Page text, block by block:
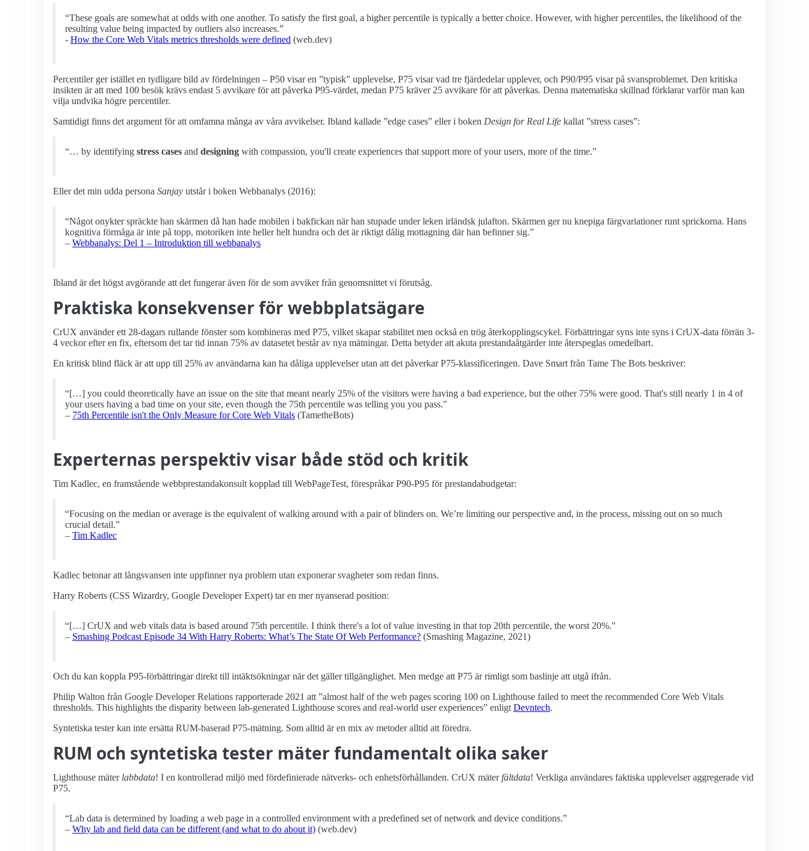
“These goals are somewhat at odds with one another. To satisfy the first goal, a higher percentile is typically a better choice. However, with higher percentiles, the likelihood of the
resulting value being impacted by outliers also increases.”
- How the Core Web Vitals metrics thresholds were defined (web.dev)
Percentiler ger istället en tydligare bild av fördelningen – P50 visar en typisk
upplevelse, P75 visar vad tre fjärdedelar upplever, och P90/P95 visar på svansproblemet. Den kritiska
insikten är att med 100 besök krävs endast 5 avvikare för att påverka P95-värdet, medan P75 kräver 25 avvikare för att påverkas. Denna matematiska skillnad förklarar varför man kan
vilja undvika högre percentiler.
Samtidigt finns det argument för att omfamna många av våra avvikelser. Ibland kallade
edge cases eller i boken Design for Real Life kallat stress cases :
“… by identifying stress cases and designing with compassion, you'll create experiences that support more of your users, more of the time.”
Eller det min udda persona Sanjay utstår i boken Webbanalys (2016):
“Något onykter spräckte han skärmen då han hade mobilen i bakfickan när han stupade under leken irländsk julafton. Skärmen ger nu knepiga färgvariationer runt sprickorna. Hans
kognitiva förmåga är inte på topp, motoriken inte heller helt hundra och det är riktigt dålig mottagning där han befinner sig.”
– Webbanalys: Del 1 – Introduktion till webbanalys
Ibland är det högst avgörande att det fungerar även för de som avviker från genomsnittet vi förutsåg.
Praktiska konsekvenser för webbplatsägare
CrUX använder ett 28-dagars rullande fönster som kombineras med P75, vilket skapar stabilitet men också en trög återkopplingscykel. Förbättringar syns inte syns i CrUX-data förrän 3-
4 veckor efter en fix, eftersom det tar tid innan 75% av datasetet består av nya mätningar. Detta betyder att akuta prestandaåtgärder inte återspeglas omedelbart.
En kritisk blind fläck är att upp till 25% av användarna kan ha dåliga upplevelser utan att det påverkar P75-klassificeringen. Dave Smart från Tame The Bots beskriver:
“[…] you could theoretically have an issue on the site that meant nearly 25% of the visitors were having a bad experience, but the other 75% were good. That's still nearly 1 in 4 of
your users having a bad time on your site, even though the 75th percentile was telling you you pass."
– 75th Percentile isn't the Only Measure for Core Web Vitals (TametheBots)
Experternas perspektiv visar både stöd och kritik
Tim Kadlec, en framstående webbprestandakonsult kopplad till WebPageTest, förespråkar P90-P95 för prestandabudgetar:
“Focusing on the median or average is the equivalent of walking around with a pair of blinders on. We’re limiting our perspective and, in the process, missing out on so much
crucial detail.”
– Tim Kadlec
Kadlec betonar att långsvansen inte uppfinner nya problem utan exponerar svagheter som redan finns.
Harry Roberts (CSS Wizardry, Google Developer Expert) tar en mer nyanserad position:
“[…] CrUX and web vitals data is based around 75th percentile. I think there's a lot of value investing in that top 20th percentile, the worst 20%."
– Smashing Podcast Episode 34 With Harry Roberts: What’s The State Of Web Performance? (Smashing Magazine, 2021)
Och du kan koppla P95-förbättringar direkt till intäktsökningar när det gäller tillgänglighet. Men medge att P75 är rimligt som baslinje att utgå ifrån.
Philip Walton från Google Developer Relations rapporterade 2021 att
almost half of the web pages scoring 100 on Lighthouse failed to meet the recommended Core Web Vitals
thresholds. This highlights the disparity between lab-generated Lighthouse scores and real-world user experiences
enligt Devntech.
Syntetiska tester kan inte ersätta RUM-baserad P75-mätning. Som alltid är en mix av metoder alltid att föredra.
RUM och syntetiska tester mäter fundamentalt olika saker
Lighthouse mäter labbdata! I en kontrollerad miljö med fördefinierade nätverks- och enhetsförhållanden. CrUX mäterfältdata! Verkliga användares faktiska upplevelser aggregerade vid
P75.
“Lab data is determined by loading a web page in a controlled environment with a predefined set of network and device conditions.”
– Why lab and field data can be different (and what to do about it) (web.dev)